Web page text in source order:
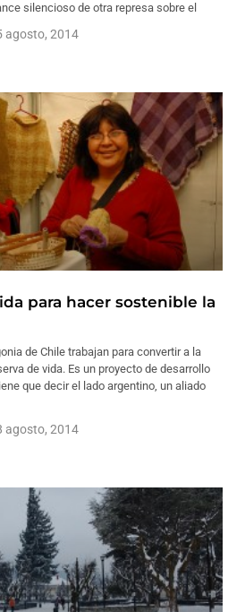
silencioso de otra represa sobre el
agosto, 2014
para hacer sostenible la
de Chile trabajan para convertir a la
de vida. Es un proyecto de desarrollo
que decir el lado argentino, un aliado
agosto, 2014